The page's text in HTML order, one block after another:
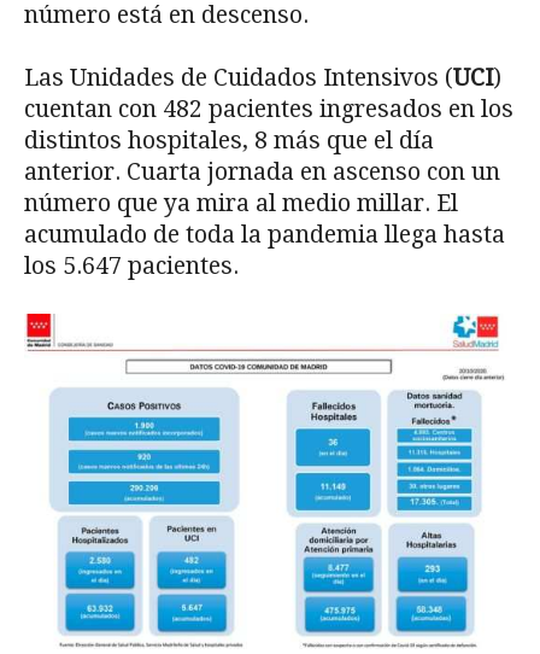
número está en descenso.
Las Unidades de Cuidados Intensivos (UCI)
cuentan con 482 pacientes ingresados en los
distintos hospitales, 8 más que el día
anterior. Cuarta jornada en ascenso con un
número que ya mira al medio millar. El
acumulado de toda la pandemia llega hasta
los 5.647 pacientes.